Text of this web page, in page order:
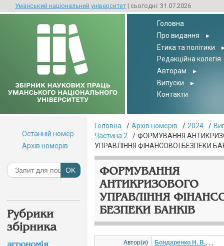
Уманський національний університет| сьогодні: 31.07.2026
Головна
Про видання
▸
Етика та політики
Редакційна колегія
Авторам
▸
Випуски
▸
Контакти
Головна Архів номерів 2024
Частина 2
ФОРМУВАННЯ
УПРАВЛІННЯ ФІНАНСОВОЇ БЕЗПЕКИ
ФОРМУВАННЯ
АНТИКРИЗОВОГО
УПРАВЛІННЯ
БЕЗПЕКИ БАНКІВ
Автор(и) Бондаренко Н. В., , ,
Останній номер
Архів номерів
Рубрики
збірника